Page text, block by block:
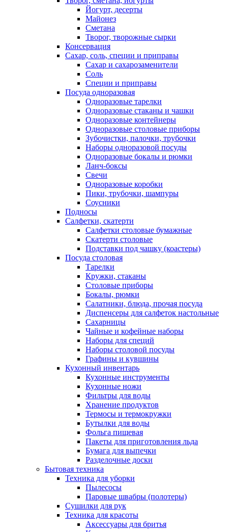
Йогурт, десерты
Майонез
Сметана
Творог, творожные сырки
Консервация
Сахар, соль, специи и приправы
Сахар и сахарозаменители
Соль
Специи и приправы
Посуда одноразовая
Одноразовые тарелки
Одноразовые стаканы и чашки
Одноразовые контейнеры
Одноразовые столовые приборы
Зубочистки, палочки, трубочки
Наборы одноразовой посуды
Одноразовые бокалы и рюмки
Ланч-боксы
Свечи
Одноразовые коробки
Пики, трубочки, шампуры
Соусники
Подносы
Салфетки, скатерти
Салфетки столовые бумажные
Скатерти столовые
Подставки под чашку (коастеры)
Посуда столовая
Тарелки
Кружки, стаканы
Столовые приборы
Бокалы, рюмки
Салатники, блюда, прочая посуда
Диспенсеры для салфеток настольные
Сахарницы
Чайные и кофейные наборы
Наборы для специй
Наборы столовой посуды
Графины и кувшины
Кухонный инвентарь
Кухонные инструменты
Кухонные ножи
Фильтры для воды
Хранение продуктов
Термосы и термокружки
Бутылки для воды
Фольга пищевая
Пакеты для приготовления льда
Бумага для выпечки
Разделочные доски
Бытовая техника
Техника для уборки
Пылесосы
Паровые швабры (полотеры)
Сушилки для рук
Техника для красоты
Аксессуары для бритья